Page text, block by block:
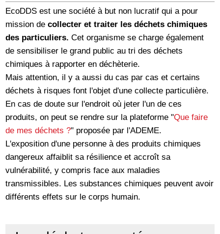
EcoDDS est une société à but non lucratif qui a pour
mission decollecter et traiter les déchets chimiques
des particuliers. Cet organisme se charge également
de sensibiliser le grand public au tri des déchets
chimiques à rapporter en déchèterie.
Mais attention, il y a aussi du cas par cas et certains
déchets à risques font l'objet d'une collecte particulière.
En cas de doute sur l'endroit où jeter l'un de ces
produits, on peut se rendre sur la plateforme "Que faire
de mes déchets ?" proposée par l'ADEME.
L'exposition d'une personne à des produits chimiques
dangereux affaiblit sa résilience et accroît sa
vulnérabilité, y compris face aux maladies
transmissibles. Les substances chimiques peuvent avoir
différents effets sur le corps humain.